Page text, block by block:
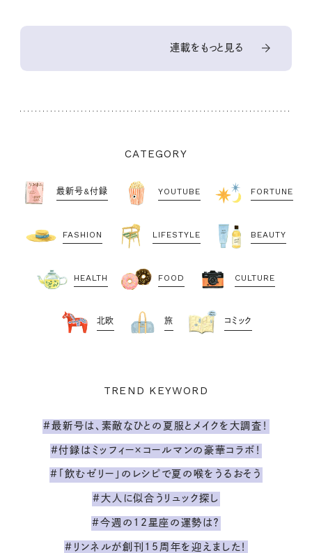
連載をもっと見る
CATEGORY
最新号&付録 YOUTUBE FORTUNE
FASHION LIFESTYLE BEAUTY
HEALTH FOOD CULTURE
北欧 旅 コミック
TREND KEYWORD
#最新号は、素敵なひとの夏服とメイクを大調査！
#付録はミッフィー×コールマンの豪華コラボ！
#「飲むゼリー」のレシピで夏の喉をうるおそう
#大人に似合うリュック探し
#今週の12星座の運勢は？
#リンネルが創刊15周年を迎えました！